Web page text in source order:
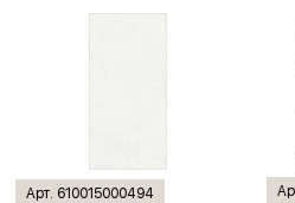
Арт. 610015000494